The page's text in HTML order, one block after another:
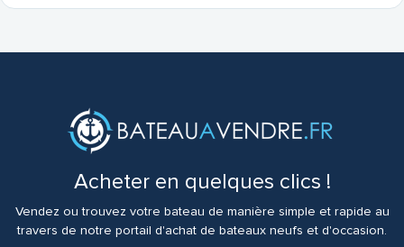
Acheter en quelques clics !
Vendez ou trouvez votre bateau de manière simple et rapide au
travers de notre portail d'achat de bateaux neufs et d'occasion.